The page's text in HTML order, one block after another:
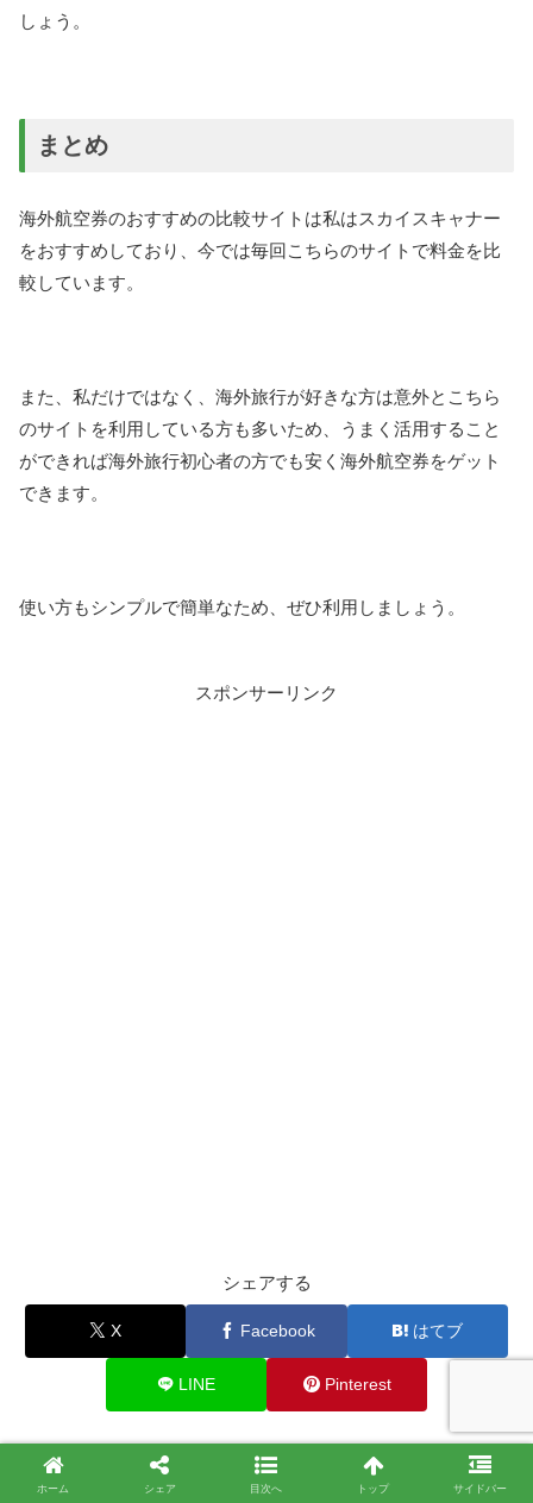
しょう。
まとめ
海外航空券のおすすめの比較サイトは私はスカイスキャナー
をおすすめしており、今では毎回こちらのサイトで料金を比
較しています。
また、私だけではなく、海外旅行が好きな方は意外とこちら
のサイトを利用している方も多いため、うまく活用すること
ができれば海外旅行初心者の方でも安く海外航空券をゲット
できます。
使い方もシンプルで簡単なため、ぜひ利用しましょう。
スポンサーリンク
シェアする
X Facebook はてブ
LINE Pinterest
関連記事
ホーム シェア 目次へ トップ サイドバー